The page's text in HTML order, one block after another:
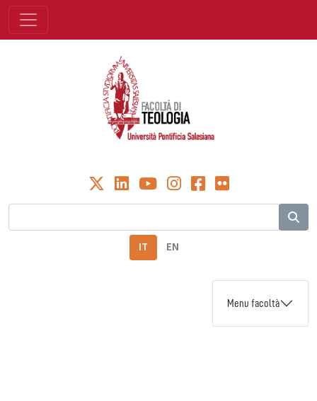
IT EN
Menu facoltà